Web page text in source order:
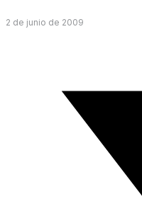
2 de junio de 2009